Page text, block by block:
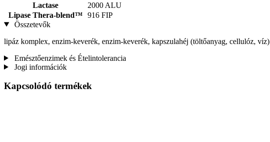
Lactase
2000 ALU
Lipase Thera-blend™ 916 FIP
Összetevők
lipáz komplex, enzim-keverék, enzim-keverék, kapszulahéj (töltőanyag, cellulóz, víz)
Emésztőenzimek és Ételintolerancia
Jogi információk
Kapcsolódó termékek